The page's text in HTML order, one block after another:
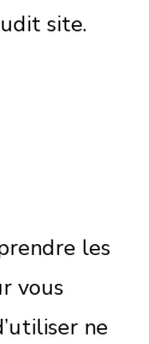
site.
les
vous
ne